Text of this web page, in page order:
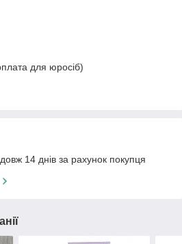
для юросіб)
14 днів за рахунок покупця